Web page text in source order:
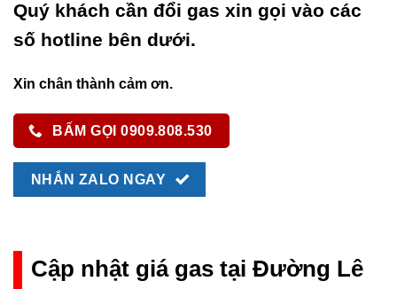
Quý khách cần đổi gas xin gọi vào các
số hotline bên dưới.
Xin chân thành cảm ơn.
BẤM GỌI 0909.808.530
NHẮN ZALO NGAY
Cập nhật giá gas tại Đường Lê